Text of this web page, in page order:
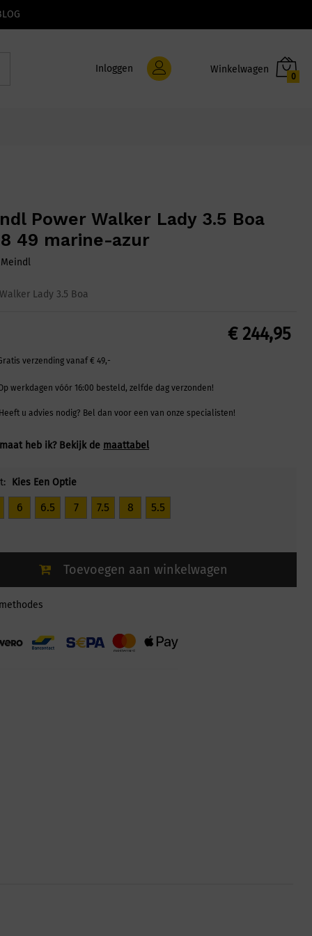
Inloggen
0
Power Walker Lady 3.5 Boa
49 marine-azur
Meindl
Lady 3.5 Boa
€244,95
verzending vanaf € 49,-
werkdagen vóór 16:00 besteld, zelfde dag verzonden!
u advies nodig? Bel dan voor een van onze specialisten!
heb ik? Bekijk de maattabel
Kies Een Optie
6 6.5 7 7.5 8 5.5
Toevoegen aan winkelwagen